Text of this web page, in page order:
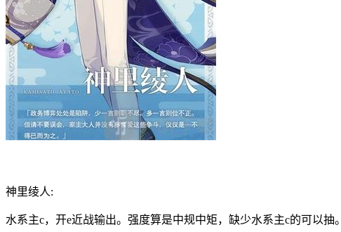
神里绫人:
水系主c，开e近战输出。强度算是中规中矩，缺少水系主c的可以抽。